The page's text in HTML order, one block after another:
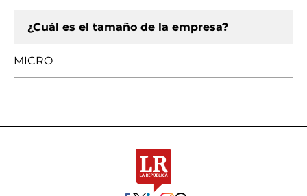
¿Cuál es el tamaño de la empresa?
MICRO